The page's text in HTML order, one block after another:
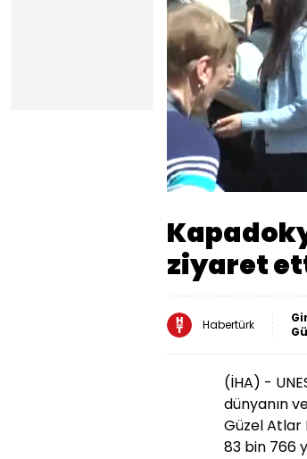
Yüklendi
24.07%
ziyaret
Habertürk
(İHA) -
dünyanın
Güzel Atlar
83 bin 766